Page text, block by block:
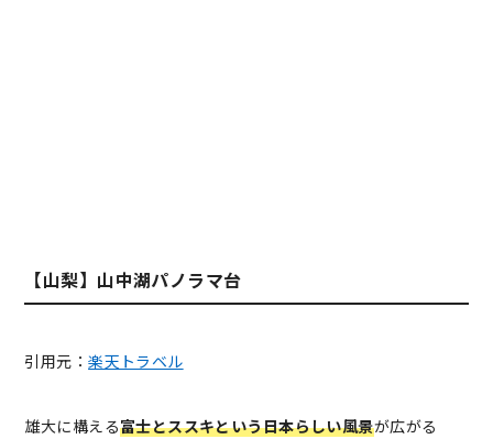
【山梨】山中湖パノラマ台
引用元：楽天トラベル
雄大に構える富士とススキという日本らしい風景が広がる